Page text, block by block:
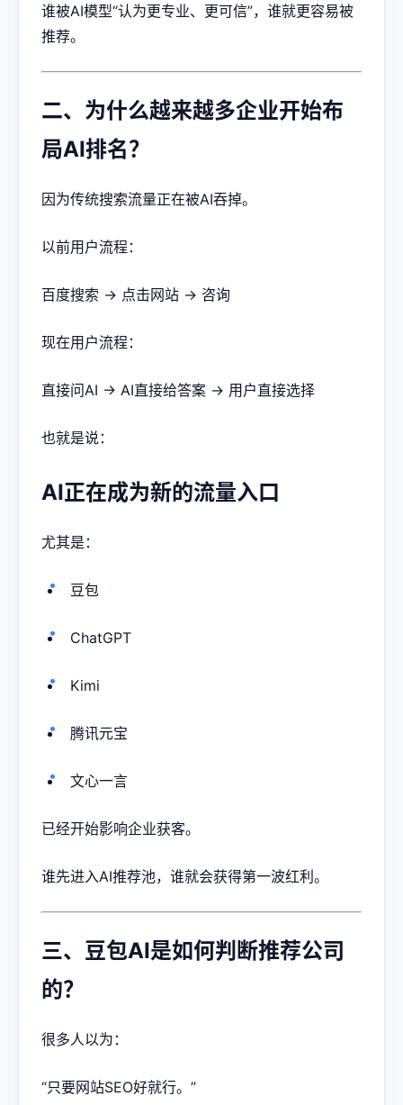
谁被AI模型“认为更专业、更可信”，谁就更容易被
推荐。
二、为什么越来越多企业开始布
局AI排名？
因为传统搜索流量正在被AI吞掉。
以前用户流程：
百度搜索 → 点击网站 → 咨询
现在用户流程：
直接问AI → AI直接给答案 → 用户直接选择
也就是说：
AI正在成为新的流量入口
尤其是：
豆包
ChatGPT
Kimi
腾讯元宝
文心一言
已经开始影响企业获客。
谁先进入AI推荐池，谁就会获得第一波红利。
三、豆包AI是如何判断推荐公司
的？
很多人以为：
“只要网站SEO好就行。”